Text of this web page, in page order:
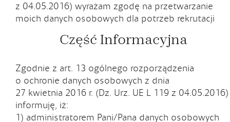
z 04.05.2016) wyrażam zgodę na przetwarzanie
moich danych osobowych dla potrzeb rekrutacji
Część Informacyjna
Zgodnie z art. 13 ogólnego rozporządzenia
o ochronie danych osobowych z dnia
27 kwietnia 2016 r. (Dz. Urz. UE L 119 z 04.05.2016)
informuję, iż:
1) administratorem Pani/Pana danych osobowych